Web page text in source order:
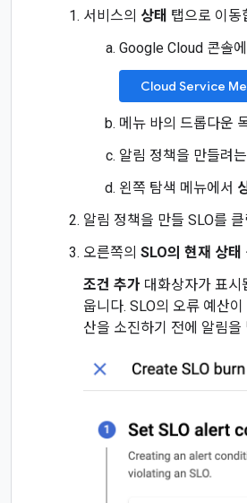
서비스의 상태 탭으로 이동
Google Cloud 콘솔
Cloud Service
메뉴 바의 드롭다운
알림 정책을 만들려
왼쪽 탐색 메뉴에서
알림 정책을 만들 SLO를
오른쪽의 SLO의 현재 상태
조건 추가 대화상자가 표
웁니다. SLO의 오류 예산
산을 소진하기 전에 알림을